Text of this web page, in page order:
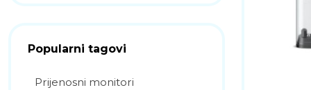
Popularni tagovi
Prijenosni monitori